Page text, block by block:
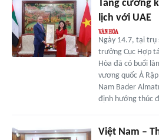
Tăng cường
lịch với UAE
Ngày 14.7, tại trụ
trưởng Cục Hợp
Hòa đã có buổi
vương quốc Ả
Nam Bader
định hướng thúc
Việt Nam –